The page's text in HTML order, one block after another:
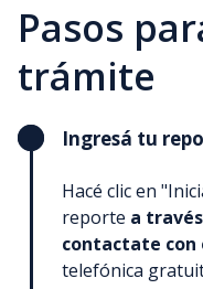
Pasos
trámite
Ingresá tu
Hacé clic en
reporte a
contactate con
telefónica